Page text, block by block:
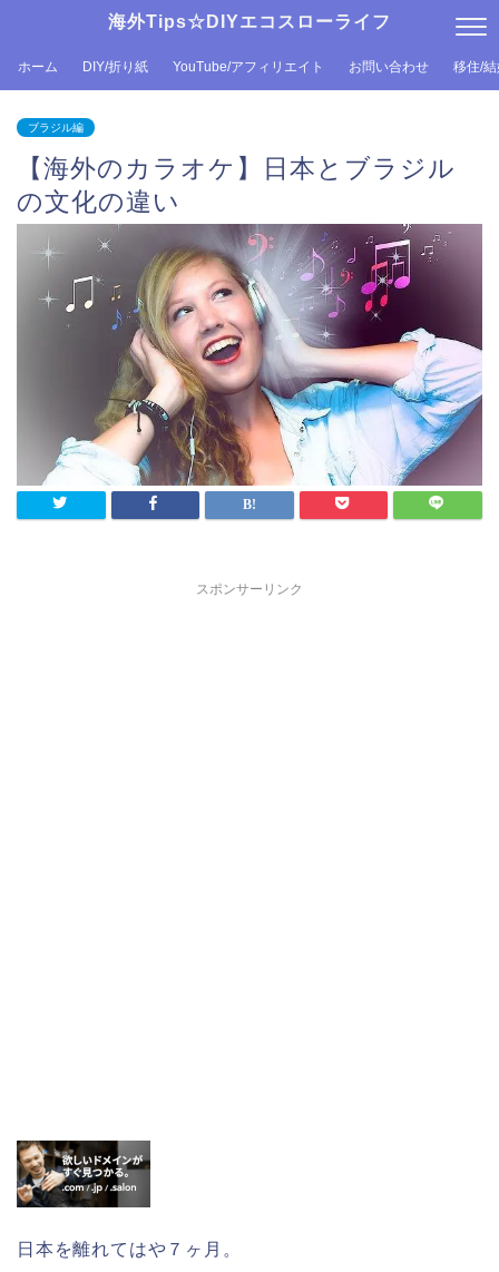
海外Tips☆DIYエコスローライフ
ホーム DIY/折り紙 YouTube/アフィリエイト お問い合わせ 移住/
ブラジル編
【海外のカラオケ】日本とブラジル
の文化の違い
スポンサーリンク
日本を離れてはや７ヶ月。